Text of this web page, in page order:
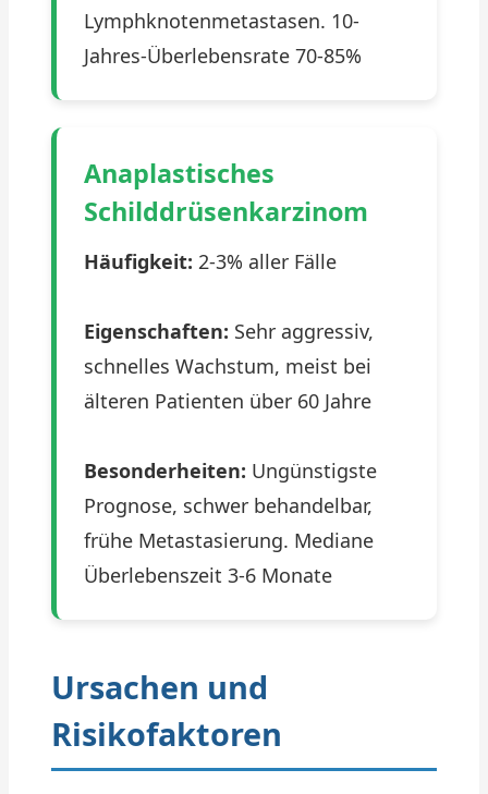
Lymphknotenmetastasen. 10-
Jahres-Überlebensrate 70-85%
Anaplastisches
Schilddrüsenkarzinom
Häufigkeit: 2-3% aller Fälle
Eigenschaften: Sehr aggressiv,
schnelles Wachstum, meist bei
älteren Patienten über 60 Jahre
Besonderheiten: Ungünstigste
Prognose, schwer behandelbar,
frühe Metastasierung. Mediane
Überlebenszeit 3-6 Monate
Ursachen und
Risikofaktoren